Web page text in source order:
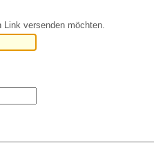
Link versenden möchten.